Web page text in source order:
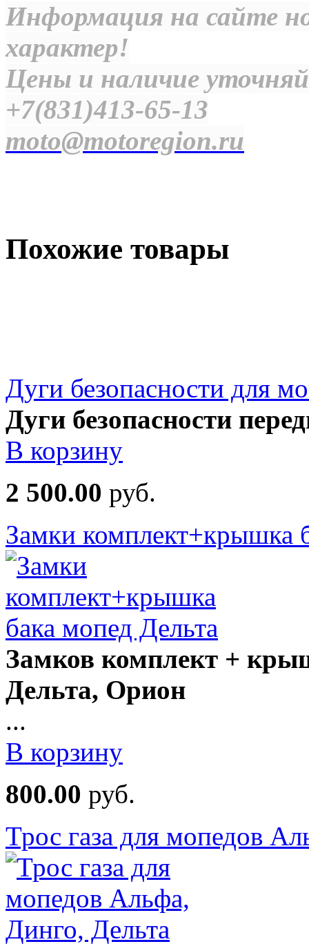
Информация на сайте
характер!
Цены и наличие
+7(831)413-65-13
moto@motoregion.ru
Похожие товары
Дуги безопасности для
Дуги безопасности
В корзину
2 500.00 руб.
Замки комплект+крышка
Замков комплект +
Дельта, Орион
...
В корзину
800.00 руб.
Трос газа для мопедов